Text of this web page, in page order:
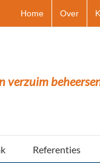
Home Over
verzuim
Referenties